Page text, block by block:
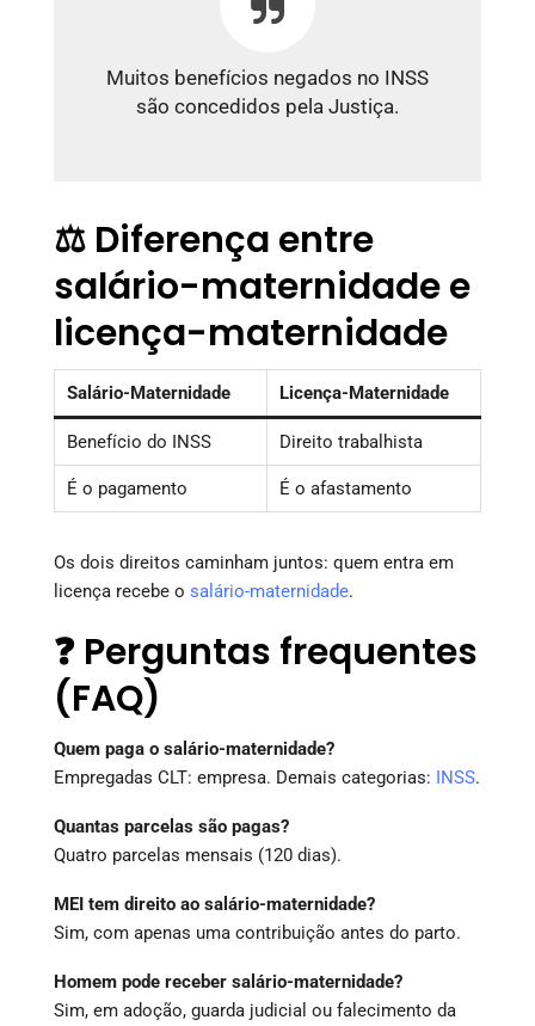
Muitos benefícios negados no INSS
são concedidos pela Justiça.
⚖️ Diferença entre
salário-maternidade e
licença-maternidade
Salário-Maternidade Licença-Maternidade
Benefício do INSS Direito trabalhista
É o pagamento É o afastamento
Os dois direitos caminham juntos: quem entra em
licença recebe o salário-maternidade.
❓ Perguntas frequentes
(FAQ)
Quem paga o salário-maternidade?
Empregadas CLT: empresa. Demais categorias: INSS.
Quantas parcelas são pagas?
Quatro parcelas mensais (120 dias).
MEI tem direito ao salário-maternidade?
Sim, com apenas uma contribuição antes do parto.
Homem pode receber salário-maternidade?
Sim, em adoção, guarda judicial ou falecimento da